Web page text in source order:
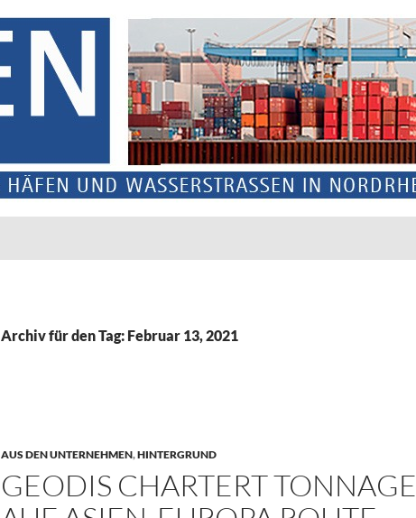
Archiv für den Tag: Februar 13, 2021
AUS DEN UNTERNEHMEN,HINTERGRUND
GEODIS CHARTERT TONNAGE